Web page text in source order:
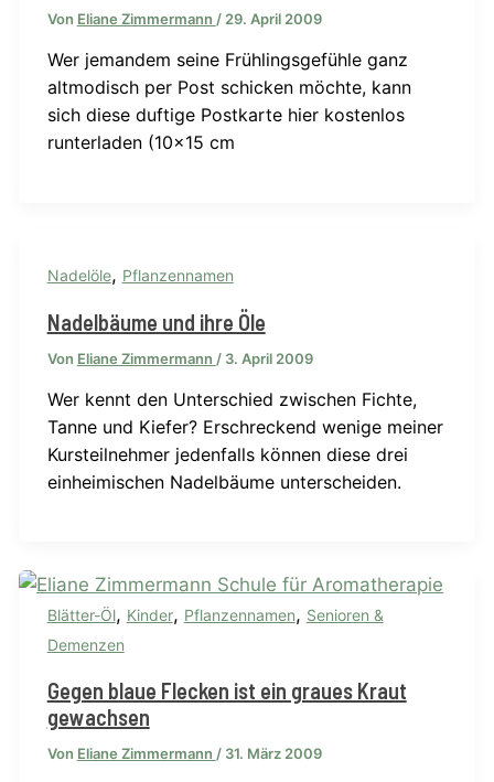
Von Eliane Zimmermann /29. April 2009
Wer jemandem seine Frühlingsgefühle ganz
altmodisch per Post schicken möchte, kann
sich diese duftige Postkarte hier kostenlos
runterladen (10×15 cm
Nadelöle, Pflanzennamen
Nadelbäume und ihre Öle
Von Eliane Zimmermann / 3. April 2009
Wer kennt den Unterschied zwischen Fichte,
Tanne und Kiefer? Erschreckend wenige meiner
Kursteilnehmer jedenfalls können diese drei
einheimischen Nadelbäume unterscheiden.
Blätter-Öl, Kinder, Pflanzennamen, Senioren &
Demenzen
Gegen blaue Flecken ist ein graues Kraut
gewachsen
Von Eliane Zimmermann / 31. März 2009